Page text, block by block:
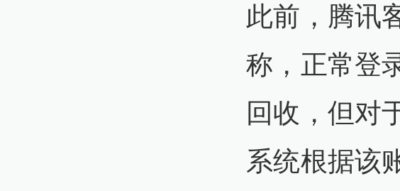
此前，腾讯
称，正常登
回收，但对
系统根据该